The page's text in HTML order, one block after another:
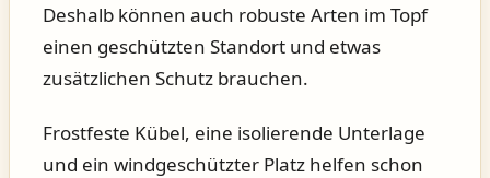
Deshalb können auch robuste Arten im Topf
einen geschützten Standort und etwas
zusätzlichen Schutz brauchen.
Frostfeste Kübel, eine isolierende Unterlage
und ein windgeschützter Platz helfen schon